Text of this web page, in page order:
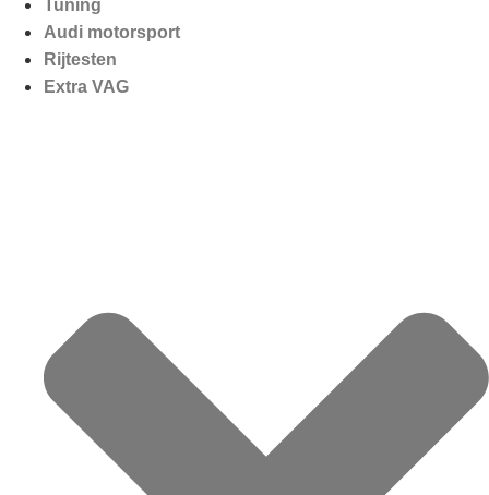
Tuning
Audi motorsport
Rijtesten
Extra VAG